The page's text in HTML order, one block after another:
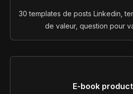
30 templates de posts Linkedin,
de valeur, question pour
E-book